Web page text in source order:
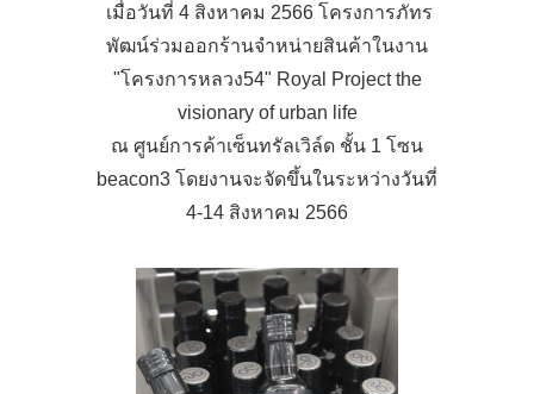
เมื่อวันที่ 4 สิงหาคม 2566 โครงการภัทร
พัฒน์ร่วมออกร้านจำหน่ายสินค้าในงาน
"โครงการหลวง54" Royal Project the
visionary of urban life
ณ ศูนย์การค้าเซ็นทรัลเวิล์ด ชั้น 1 โซน
beacon3 โดยงานจะจัดขึ้นในระหว่างวันที่
4-14 สิงหาคม 2566